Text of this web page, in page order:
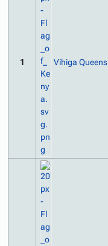
1 Vihiga Queens